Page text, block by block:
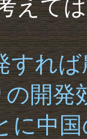
えて
すれ
開発
に中